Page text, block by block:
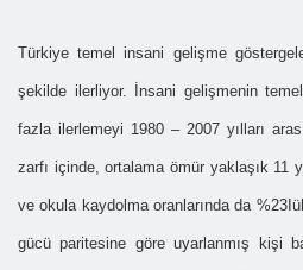
Türkiye temel insani gelişme
şekilde ilerliyor. İnsani gelişmenin
fazla ilerlemeyi 1980 – 2007 yılları
zarfı içinde, ortalama ömür yaklaşık 11
ve okula kaydolma oranlarında da
gücü paritesine göre uyarlanmış kişi